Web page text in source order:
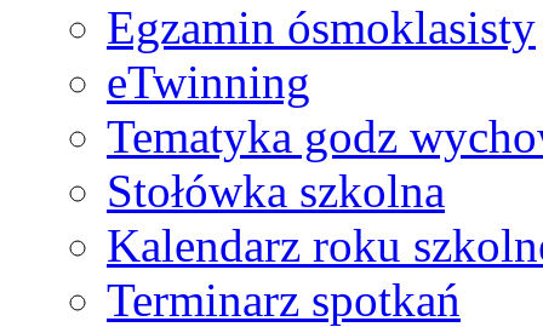
Egzamin ósmoklasisty
eTwinning
Tematyka godz
Stołówka szkolna
Kalendarz roku
Terminarz spotkań